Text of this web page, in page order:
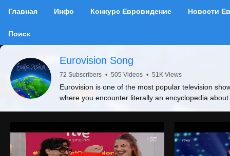
Главная Инфо Конкурс Евровидение Новости
Поиск
Eurovision Song
72 Subscribers • 505 Videos • 51K Views
Eurovision is one of the most popular television
where you encounter literally an encyclopedia